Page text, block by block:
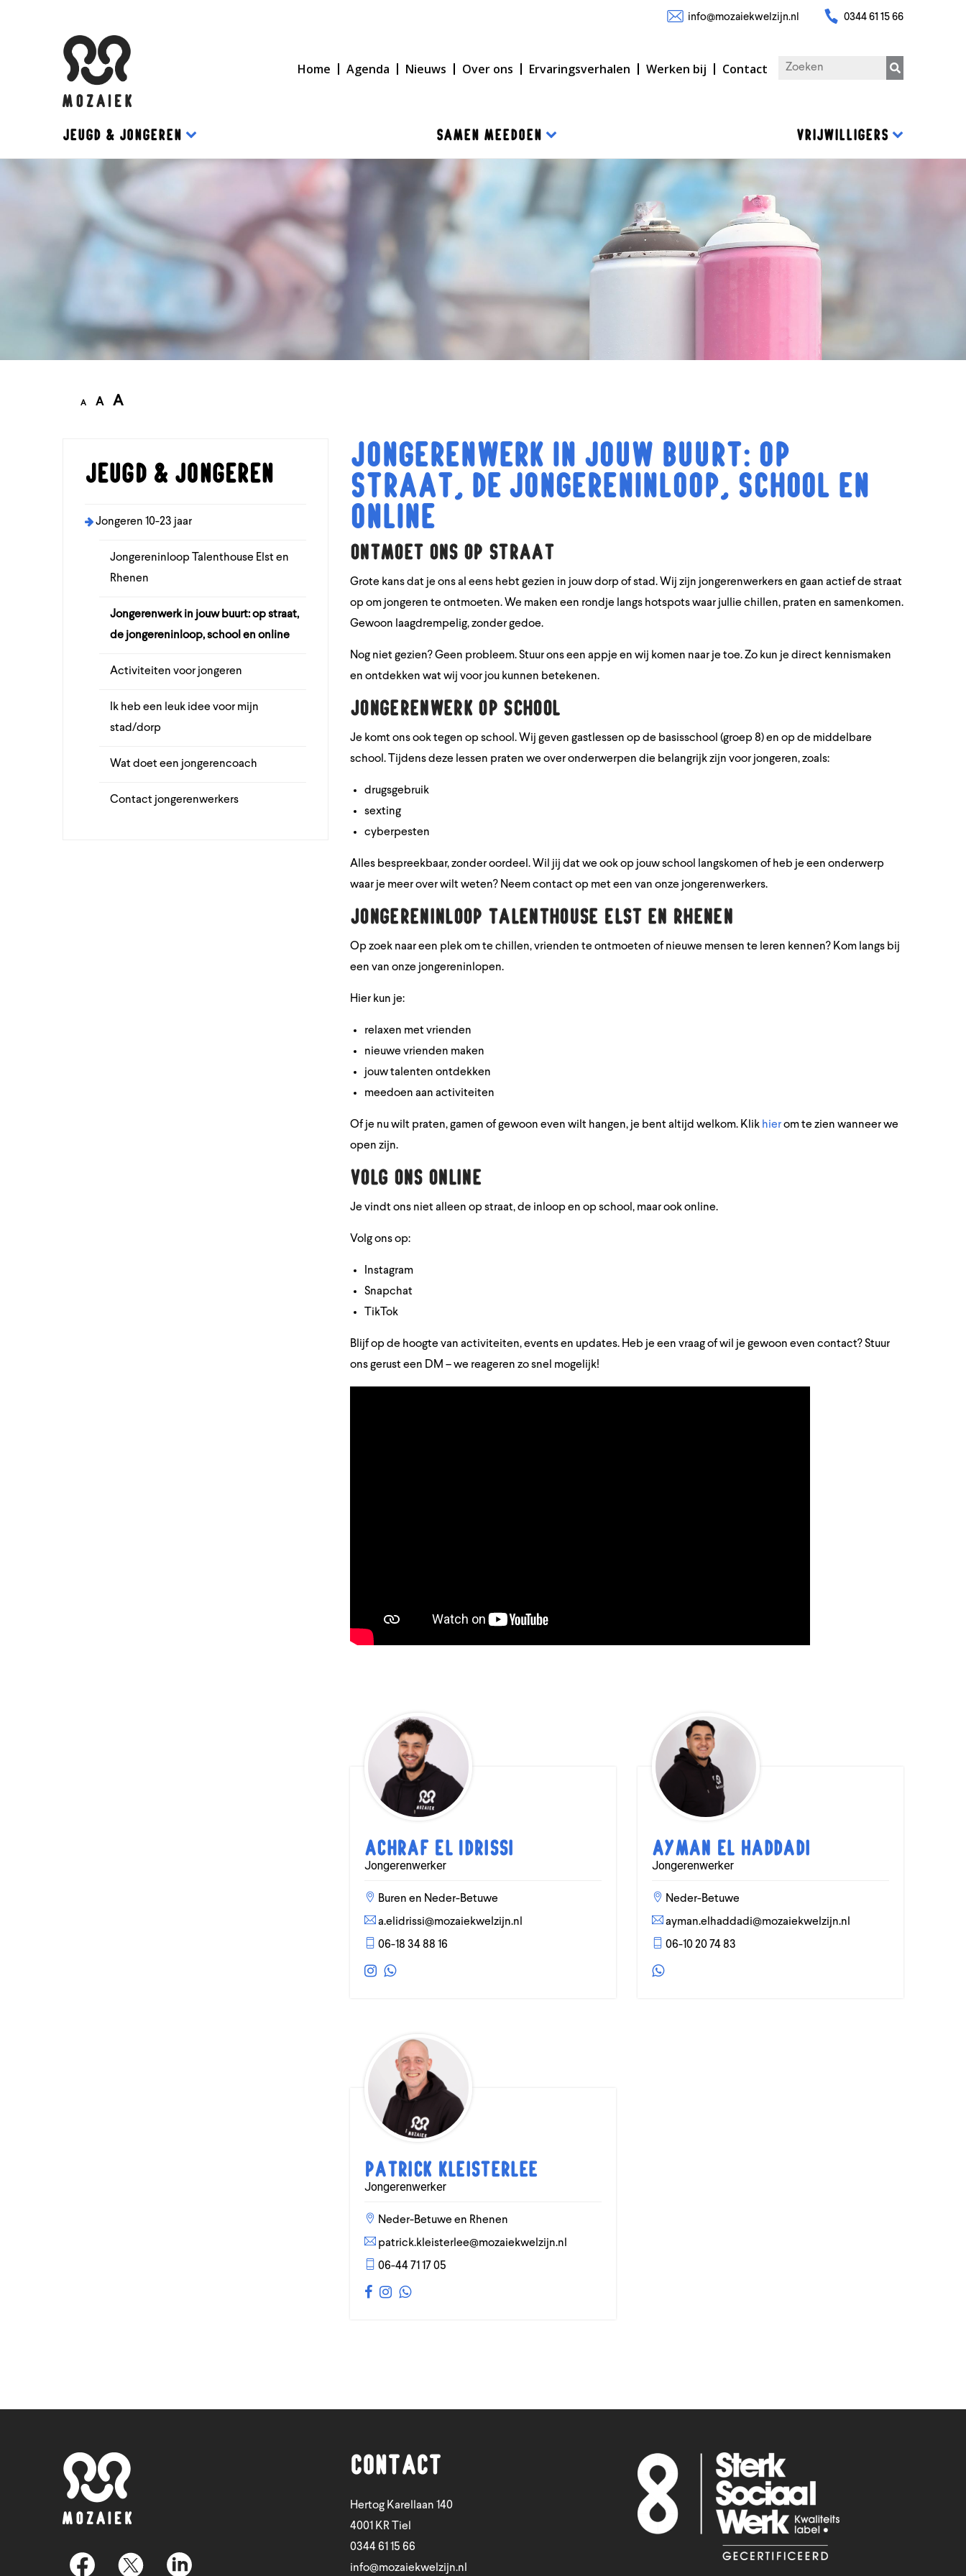
info@mozaiekwelzijn.nl 0344 61 15 66
Home Agenda Nieuws Over ons Ervaringsverhalen Werken bij Contact
JEUGD & JONGEREN SAMEN MEEDOEN VRIJWILLIGERS
A A A
Jeugd & jongeren
Jongeren 10-23 jaar
Jongereninloop Talenthouse Elst en
Rhenen
Jongerenwerk in jouw buurt: op straat,
de jongereninloop, school en online
Activiteiten voor jongeren
Ik heb een leuk idee voor mijn
stad/dorp
Wat doet een jongerencoach
Contact jongerenwerkers
Jongerenwerk in jouw buurt: op
straat, de jongereninloop, school en
online
Ontmoet ons op straat
Grote kans dat je ons al eens hebt gezien in jouw dorp of stad. Wij zijn jongerenwerkers en gaan actief de straat
op om jongeren te ontmoeten. We maken een rondje langs hotspots waar jullie chillen, praten en samenkomen.
Gewoon laagdrempelig, zonder gedoe.
Nog niet gezien? Geen probleem. Stuur ons een appje en wij komen naar je toe. Zo kun je direct kennismaken
en ontdekken wat wij voor jou kunnen betekenen.
Jongerenwerk op school
Je komt ons ook tegen op school. Wij geven gastlessen op de basisschool (groep 8) en op de middelbare
school. Tijdens deze lessen praten we over onderwerpen die belangrijk zijn voor jongeren, zoals:
drugsgebruik
sexting
cyberpesten
Alles bespreekbaar, zonder oordeel. Wil jij dat we ook op jouw school langskomen of heb je een onderwerp
waar je meer over wilt weten? Neem contact op met een van onze jongerenwerkers.
Jongereninloop Talenthouse Elst en Rhenen
Op zoek naar een plek om te chillen, vrienden te ontmoeten of nieuwe mensen te leren kennen? Kom langs bij
een van onze jongereninlopen.
Hier kun je:
relaxen met vrienden
nieuwe vrienden maken
jouw talenten ontdekken
meedoen aan activiteiten
Of je nu wilt praten, gamen of gewoon even wilt hangen, je bent altijd welkom. Klik hierom te zien wanneer we
open zijn.
Volg ons online
Je vindt ons niet alleen op straat, de inloop en op school, maar ook online.
Volg ons op:
Instagram
Snapchat
TikTok
Blijf op de hoogte van activiteiten, events en updates. Heb je een vraag of wil je gewoon even contact? Stuur
ons gerust een DM – we reageren zo snel mogelijk!
Achraf El Idrissi
Jongerenwerker
Buren en Neder-Betuwe
a.elidrissi@mozaiekwelzijn.nl
06-18 34 88 16
Ayman El Haddadi
Jongerenwerker
Neder-Betuwe
ayman.elhaddadi@mozaiekwelzijn.nl
06-10 20 74 83
Patrick Kleisterlee
Jongerenwerker
Neder-Betuwe en Rhenen
patrick.kleisterlee@mozaiekwelzijn.nl
06-44 71 17 05
Contact
Hertog Karellaan 140
4001 KR Tiel
0344 61 15 66
info@mozaiekwelzijn.nl